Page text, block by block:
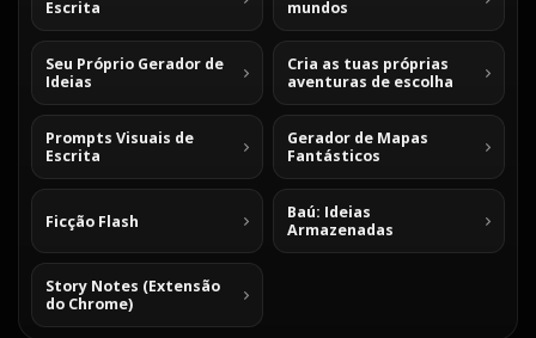
Escrita mundos
Seu Próprio Gerador de
Ideias
Cria as tuas próprias
aventuras de escolha
Prompts Visuais de
Escrita
Gerador de Mapas
Fantásticos
Ficção Flash
Baú: Ideias
Armazenadas
Story Notes (Extensão
do Chrome)